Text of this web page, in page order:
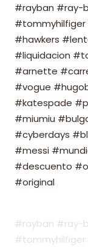
#rayban #ray-
#hawkers
#liquidacion
#arnette
#vogue
#katespade
#miumiu
#cyberdays
#messi
#descuento
#original
#rayban #ray-